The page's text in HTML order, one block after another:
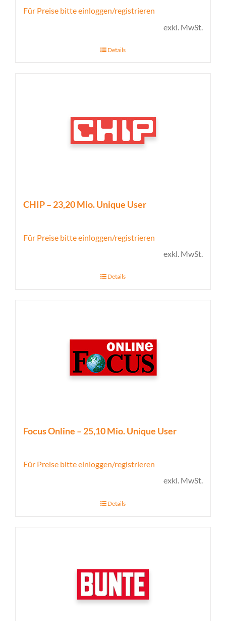
Für Preise bitte einloggen/registrieren
exkl. MwSt.
Details
CHIP – 23,20 Mio. Unique User
Für Preise bitte einloggen/registrieren
exkl. MwSt.
Details
Focus Online – 25,10 Mio. Unique User
Für Preise bitte einloggen/registrieren
exkl. MwSt.
Details